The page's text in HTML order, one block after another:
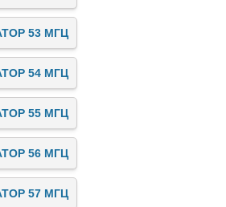
53 МГЦ
54 МГЦ
55 МГЦ
56 МГЦ
57 МГЦ